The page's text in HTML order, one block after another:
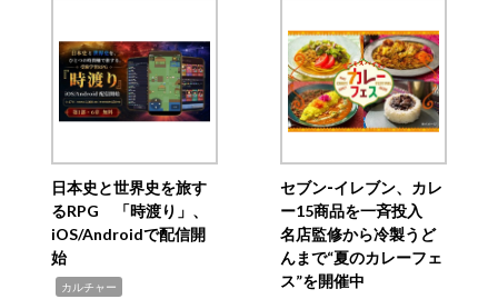
日本史と世界史を旅す
るRPG 「時渡り」、
iOS/Androidで配信開
始
カルチャー
セブン‐イレブン、カレ
ー15商品を一斉投入
名店監修から冷製うど
んまで“夏のカレーフェ
ス”を開催中